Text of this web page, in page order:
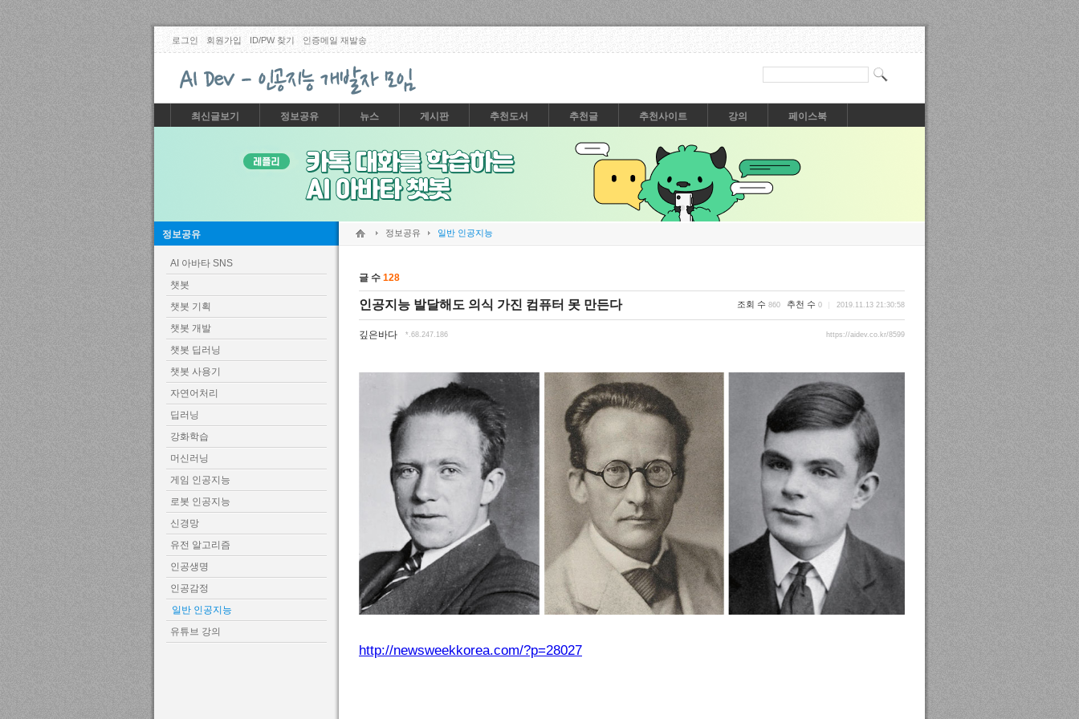
로그인 회원가입 ID/PW 찾기 인증메일 재발송
최신글보기 정보공유 뉴스 게시판 추천도서 추천글 추천사이트 강의 페이스북
정보공유
AI 아바타 SNS
챗봇
챗봇 기획
챗봇 개발
챗봇 딥러닝
챗봇 사용기
자연어처리
딥러닝
강화학습
머신러닝
게임 인공지능
로봇 인공지능
신경망
유전 알고리즘
인공생명
인공감정
일반 인공지능
유튜브 강의
정보공유 일반 인공지능
글 수 128
인공지능 발달해도 의식 가진 컴퓨터 못 만든다 조회 수 860 추천 수 0 2019.11.13 21:30:58
깊은바다 *.68.247.186 https://aidev.co.kr/8599
http://newsweekkorea.com/?p=28027